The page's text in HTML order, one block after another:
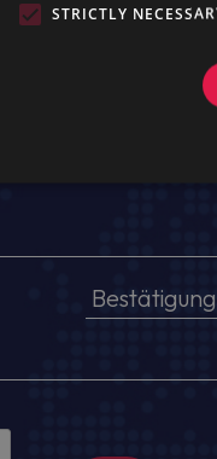
Firmendaten, USt.-IdNr.
STRICTLY